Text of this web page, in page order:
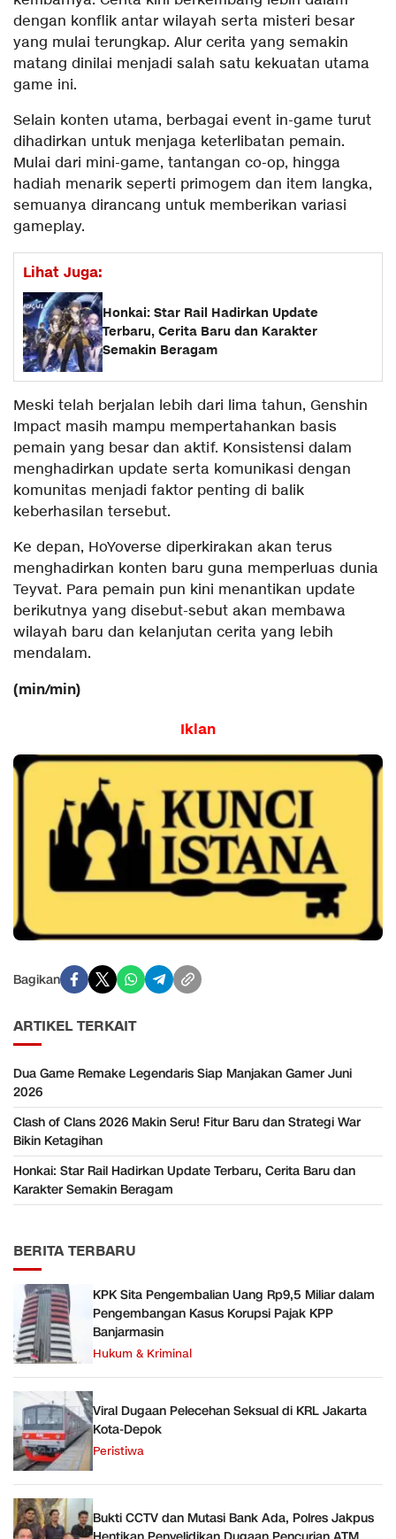
dengan konflik antar wilayah serta misteri besar
yang mulai terungkap. Alur cerita yang semakin
matang dinilai menjadi salah satu kekuatan utama
game ini.
Selain konten utama, berbagai event in-game turut
dihadirkan untuk menjaga keterlibatan pemain.
Mulai dari mini-game, tantangan co-op, hingga
hadiah menarik seperti primogem dan item langka,
semuanya dirancang untuk memberikan variasi
gameplay.
Lihat Juga:
Honkai: Star Rail Hadirkan Update
Terbaru, Cerita Baru dan Karakter
Semakin Beragam
Meski telah berjalan lebih dari lima tahun, Genshin
Impact masih mampu mempertahankan basis
pemain yang besar dan aktif. Konsistensi dalam
menghadirkan update serta komunikasi dengan
komunitas menjadi faktor penting di balik
keberhasilan tersebut.
Ke depan, HoYoverse diperkirakan akan terus
menghadirkan konten baru guna memperluas dunia
Teyvat. Para pemain pun kini menantikan update
berikutnya yang disebut-sebut akan membawa
wilayah baru dan kelanjutan cerita yang lebih
mendalam.
(min/min)
Iklan
Bagikan
ARTIKEL TERKAIT
Dua Game Remake Legendaris Siap Manjakan Gamer Juni
2026
Clash of Clans 2026 Makin Seru! Fitur Baru dan Strategi War
Bikin Ketagihan
Honkai: Star Rail Hadirkan Update Terbaru, Cerita Baru dan
Karakter Semakin Beragam
BERITA TERBARU
KPK Sita Pengembalian Uang Rp9,5 Miliar dalam
Pengembangan Kasus Korupsi Pajak KPP
Banjarmasin
Hukum & Kriminal
Viral Dugaan Pelecehan Seksual di KRL Jakarta
Kota-Depok
Peristiwa
Bukti CCTV dan Mutasi Bank Ada, Polres Jakpus